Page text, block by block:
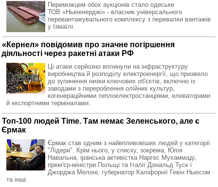
Переможцем обох аукціонів стало одеське
ТОВ «Ньюенерджі» - власник універсального
перевантажувального комплексу з перевалки вантажів
у Ізмаїлі.
«Кернел» повідомив про значне погіршення
діяльності через ракетні атаки РФ
Ці атаки серйозно вплинули на інфраструктуру
виробництва й розподілу електроенергії, що призвело
до зупинення низки ключових об'єктів, включно із
заводами з перероблення олійних культур,
когенераційними теплоелектростанціями, елеваторами
й експортними терміналами.
Топ-100 людей Time. Там немає Зеленського, але є
Єрмак
Єрмак став одним з найвпливовіших людей у категорії
"Лідери". Крім нього, у списку, зокрема, Юлія
Навальна, іранська активістка Наргес Мухаммаді,
прем'єр-міністри Польщі та Італії Дональд Туск і
Джорджа Мелоні, губернатор Каліфорнії Гевін Ньюсом
та інші.